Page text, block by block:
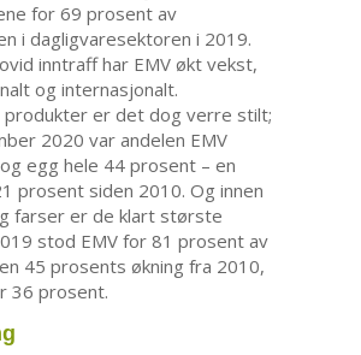
for 69 prosent av
i dagligvaresektoren i 2019.
inntraff har EMV økt vekst,
og internasjonalt.
produkter er det dog verre stilt;
2020 var andelen EMV
egg hele 44 prosent – en
prosent siden 2010. Og innen
farser er de klart største
stod EMV for 81 prosent av
45 prosents økning fra 2010,
36 prosent.